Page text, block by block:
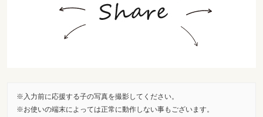
入力前に応援する子の写真を撮影してください。
お使いの端末によっては正常に動作しない事もございます。